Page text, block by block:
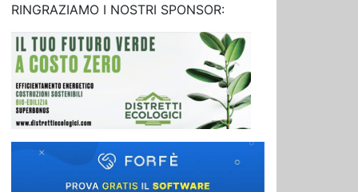
RINGRAZIAMO I NOSTRI SPONSOR: